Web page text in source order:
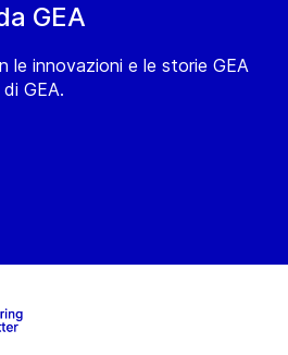
GEA
innovazioni e le storie GEA
GEA.